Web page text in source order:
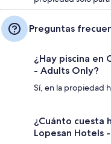
Preguntas
¿Hay piscina en
- Adults Only?
Sí, en la propiedad
¿Cuánto cuesta
Lopesan Hotels